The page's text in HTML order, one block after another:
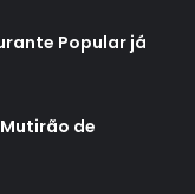
Popular já
de